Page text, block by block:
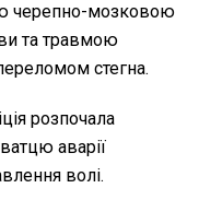
черепно-мозковою
та травмою
стегна.
розпочала
аварії
волі.